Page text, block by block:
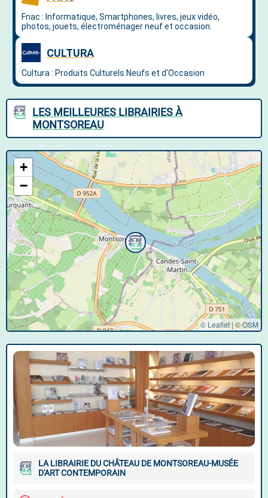
LES MEILLEURES LIBRAIRIES À
MONTSOREAU
+
−
© Leaflet|©OSM
LA LIBRAIRIE DU CHÂTEAU DE MONTSOREAU-MUSÉE
D'ART CONTEMPORAIN